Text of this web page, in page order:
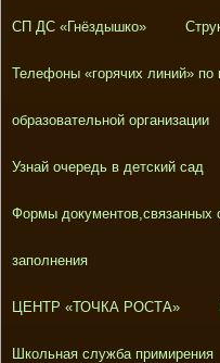
СП ДС «Гнёздышко»
Телефоны «горячих линий» по
образовательной организации
Узнай очередь в детский сад
Формы документов,связанных
заполнения
ЦЕНТР «ТОЧКА РОСТА»
Школьная служба примирения